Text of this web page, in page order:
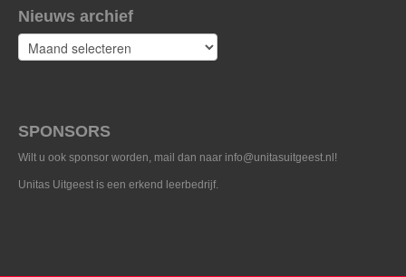
Nieuws archief
Nieuws
archief
SPONSORS
Wilt u ook sponsor worden, mail dan naar info@unitasuitgeest.nl!
Unitas Uitgeest is een erkend leerbedrijf.